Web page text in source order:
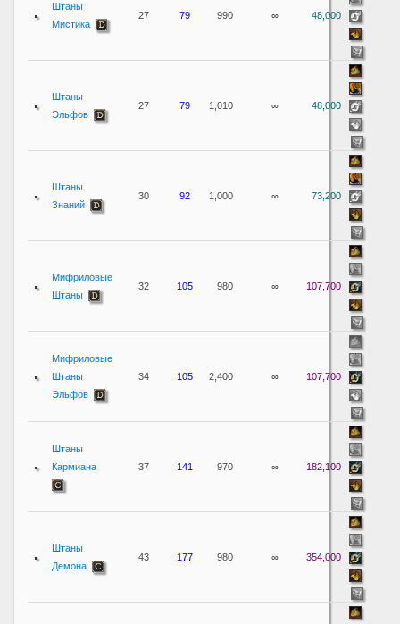
Штаны
Мистика
27 79 990 ∞ 48,000
Штаны
Эльфов
27 79 1,010 ∞ 48,000
Штаны
Знаний
30 92 1,000 ∞ 73,200
Мифриловые
Штаны
32 105 980 ∞ 107,700
Мифриловые
Штаны
Эльфов
34 105 2,400 ∞ 107,700
Штаны
Кармиана
37 141 970 ∞ 182,100
Штаны
Демона
43 177 980 ∞ 354,000